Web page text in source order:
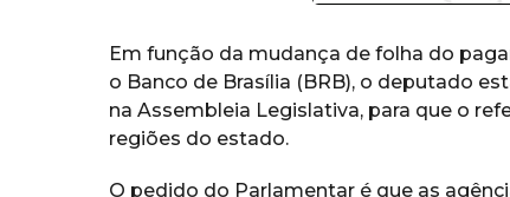
Em função da mudança de folha do
o Banco de Brasília (BRB), o deputado
na Assembleia Legislativa, para que o
regiões do estado.
O pedido do Parlamentar é que as